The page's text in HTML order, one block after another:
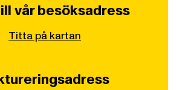
vår besöksadress
Titta på kartan